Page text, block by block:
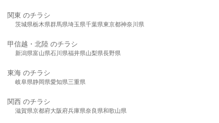
関東 のチラシ
茨城県栃木県群馬県埼玉県千葉県東京都神奈川県
甲信越・北陸 のチラシ
新潟県富山県石川県福井県山梨県長野県
東海 のチラシ
岐阜県静岡県愛知県三重県
関西 のチラシ
滋賀県京都府大阪府兵庫県奈良県和歌山県